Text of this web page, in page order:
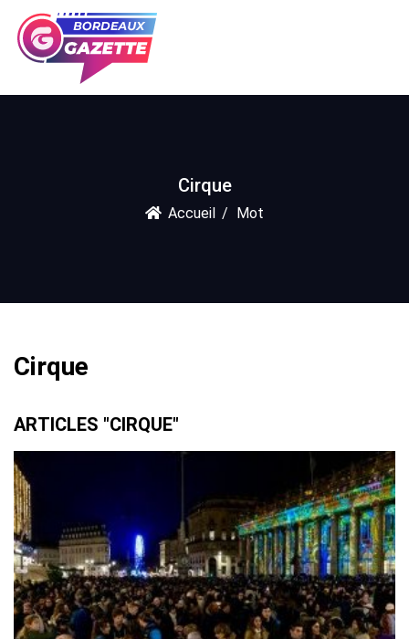
Cirque
Accueil Mot
Cirque
ARTICLES "CIRQUE"